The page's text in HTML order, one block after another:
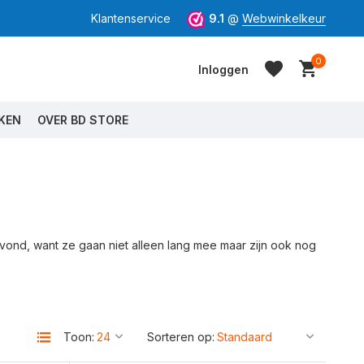
Klantenservice 9.1 @ Webwinkelkeur
Inloggen
0
OVER BD STORE
want ze gaan niet alleen lang mee maar zijn ook nog
Toon: Sorteren op: